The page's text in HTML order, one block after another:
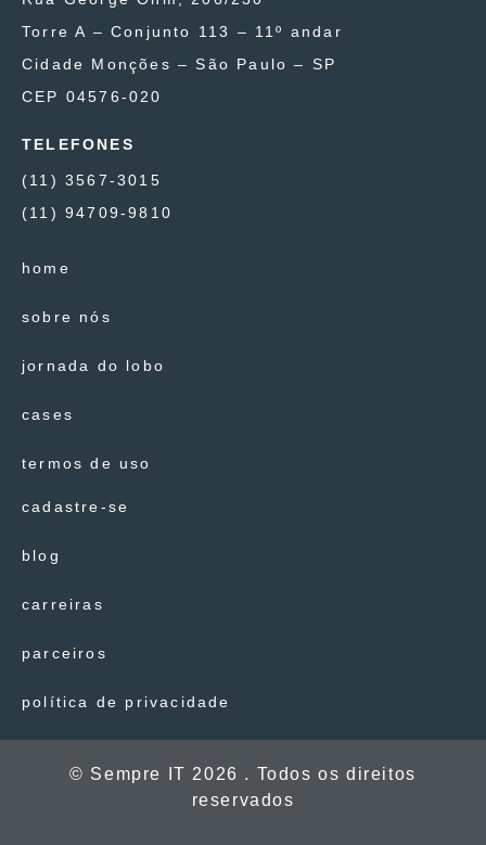
Torre A – Conjunto 113 – 11º andar
Cidade Monções – São Paulo – SP
CEP 04576-020
TELEFONES
(11) 3567-3015
(11) 94709-9810
home
sobre nós
jornada do lobo
cases
termos de uso
cadastre-se
blog
carreiras
parceiros
política de privacidade
© Sempre IT 2026 . Todos os direitos
reservados